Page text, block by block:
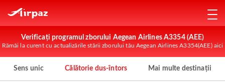
Verificați programul zborului Aegean Airlines A3354 (AEE)
Rămâi la curent cu actualizările stării zborului tău Aegean Airlines A3354(AEE) aici
Sens unic Călătorie dus-întors Mai multe destinații